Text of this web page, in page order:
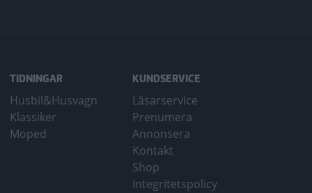
TIDNINGAR
Husbil&Husvagn
Klassiker
Moped
KUNDSERVICE
Läsarservice
Prenumera
Annonsera
Kontakt
Shop
Integritetspolicy